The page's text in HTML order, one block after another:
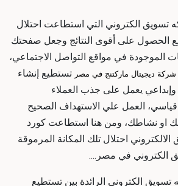
تسويق الكتروني التي استطاعت احتلال
الحصول على أقوى النتائج وجعل صفحتك
الموجودة في مواقع التواصل الاجتماعي،
ديجيتال ماركتنج في مصر تستطيع إنشاء
يعمل على جذب العملاء
العمل علي الاستهداف الصحيح
او نشاطك، ومن هنا استطاعت كورد
احتلال تلك المكانة المرموقة
الكتروني في مصر....
تسويق الكتروني الرائدة بين تستطيع